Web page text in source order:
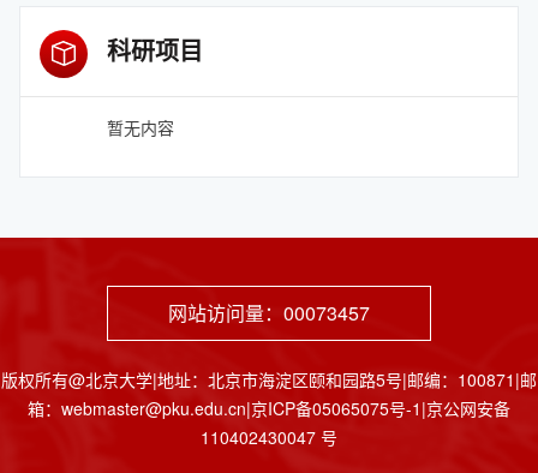
科研项目
暂无内容
网站访问量： 00073457
版权所有@北京大学|地址：北京市海淀区颐和园路5号|邮编：100871|邮
箱：webmaster@pku.edu.cn|京ICP备05065075号-1|京公网安备
110402430047 号